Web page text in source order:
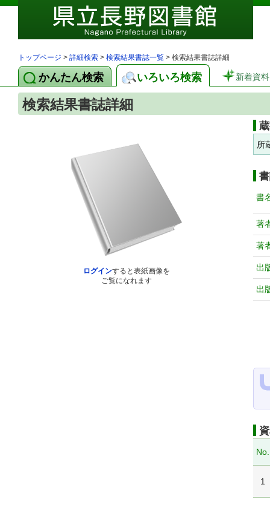
トップページ > 詳細検索 > 検索結果書誌一覧 > 検索結果書誌詳細
かんたん検索 いろいろ検索 新着資料
検索結果書誌詳細
ログインすると表紙画像を
ご覧になれます
所
書
著
著
出
出
No.
1